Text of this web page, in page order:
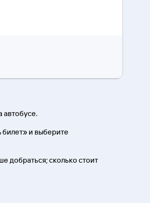
автобусе.
и выберите
добраться; сколько стоит